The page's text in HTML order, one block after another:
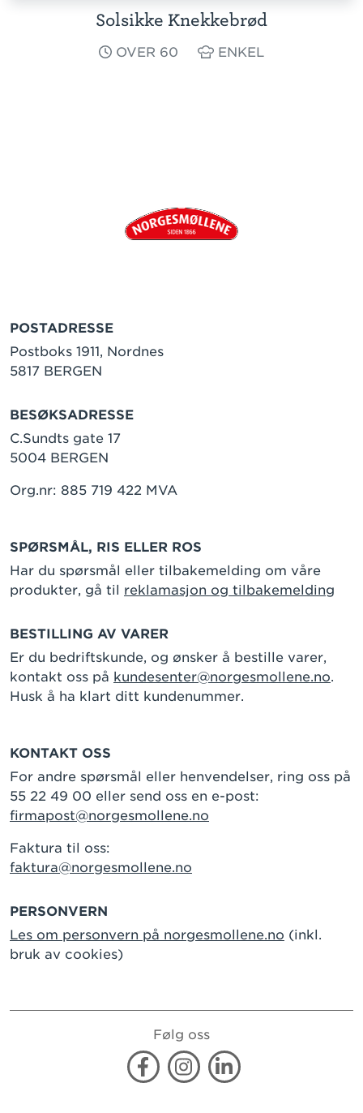
Solsikke Knekkebrød
OVER 60 ENKEL
POSTADRESSE
Postboks 1911, Nordnes
5817 BERGEN
BESØKSADRESSE
C.Sundts gate 17
5004 BERGEN
Org.nr: 885 719 422 MVA
SPØRSMÅL, RIS ELLER ROS
Har du spørsmål eller tilbakemelding om våre
produkter, gå til reklamasjon og tilbakemelding
BESTILLING AV VARER
Er du bedriftskunde, og ønsker å bestille varer,
kontakt oss på kundesenter@norgesmollene.no.
Husk å ha klart ditt kundenummer.
KONTAKT OSS
For andre spørsmål eller henvendelser, ring oss på
55 22 49 00 eller send oss en e-post:
firmapost@norgesmollene.no
Faktura til oss:
faktura@norgesmollene.no
PERSONVERN
Les om personvern på norgesmollene.no (inkl.
bruk av cookies)
Følg oss
FacebookInstagramLinkedin